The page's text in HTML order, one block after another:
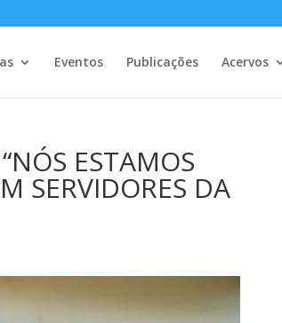
Eventos Publicações Acervos
ESTAMOS
SERVIDORES DA